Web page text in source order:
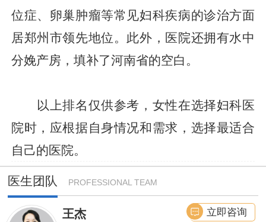
位症、卵巢肿瘤等常见妇科疾病的诊治方面
居郑州市领先地位。此外，医院还拥有水中
分娩产房，填补了河南省的空白。
以上排名仅供参考，女性在选择妇科医
院时，应根据自身情况和需求，选择最适合
自己的医院。
医生团队 PROFESSIONAL TEAM
王杰 立即咨询